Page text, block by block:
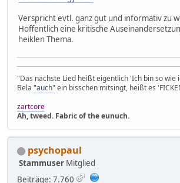
Verspricht evtl. ganz gut und informativ zu
Hoffentlich eine kritische
heiklen Thema.
"Das nächste Lied heißt eigentlich 'Ich bin so wie
Bela "auch" ein bisschen mitsingt, heißt es
zartcore
Ah, tweed. Fabric of the eunuch.
psychopaul
Stammuser Mitglied
Beiträge: 7.760